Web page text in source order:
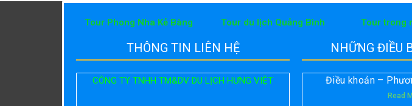
Tour Phong Nha Kẻ Bàng Tour du lịch Quảng Bình Tour trong
THÔNG TIN LIÊN HỆ
CÔNG TY TNHH TM&DV DU LỊCH HƯNG VIỆT
NHỮNG ĐIỀU
Điều khoản –
Read